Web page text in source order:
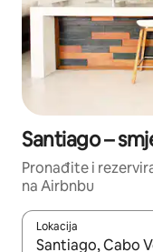
Santiago –
Pronađite i
na Airbnbu
Lokacija
Kada budu